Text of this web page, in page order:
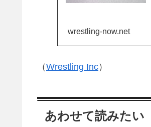
wrestling-now.net
（Wrestling Inc）
あわせて読みたい